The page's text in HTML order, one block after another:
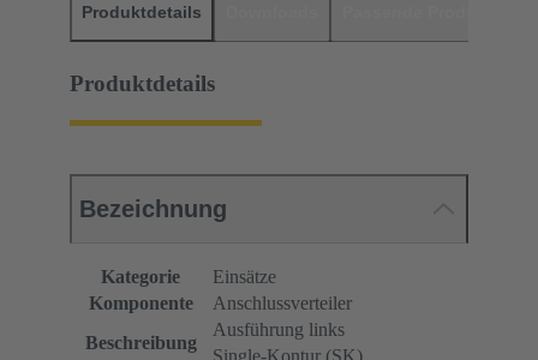
Produktdetails
Produktdetails
Bezeichnung
Kategorie
Einsätze
Komponente
Anschlussverteiler
Beschreibung
Ausführung links
Single-Kontur (SK)